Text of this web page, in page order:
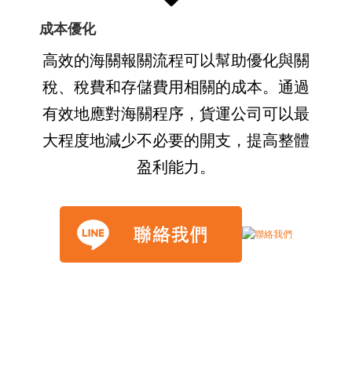
成本優化
高效的海關報關流程可以幫助優化與關
稅、稅費和存儲費用相關的成本。通過
有效地應對海關程序，貨運公司可以最
大程度地減少不必要的開支，提高整體
盈利能力。